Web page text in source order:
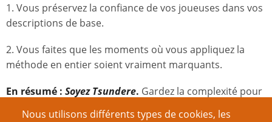
1. Vous préservez la confiance de vos joueuses dans vos
descriptions de base.
2. Vous faites que les moments où vous appliquez la
méthode en entier soient vraiment marquants.
En résumé : Soyez Tsundere. Gardez la complexité pour
Nous utilisons différents types de cookies, les